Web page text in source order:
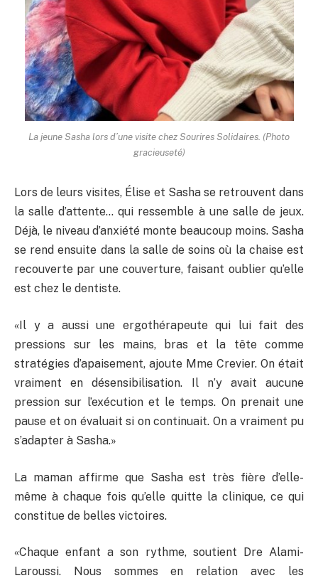
La jeune Sasha lors d’une visite chez Sourires Solidaires. (Photo
gracieuseté)
Lors de leurs visites, Élise et Sasha se retrouvent dans
la salle d’attente… qui ressemble à une salle de jeux.
Déjà, le niveau d’anxiété monte beaucoup moins. Sasha
se rend ensuite dans la salle de soins où la chaise est
recouverte par une couverture, faisant oublier qu’elle
est chez le dentiste.
«Il y a aussi une ergothérapeute qui lui fait des
pressions sur les mains, bras et la tête comme
stratégies d’apaisement, ajoute Mme Crevier. On était
vraiment en désensibilisation. Il n’y avait aucune
pression sur l’exécution et le temps. On prenait une
pause et on évaluait si on continuait. On a vraiment pu
s’adapter à Sasha.»
La maman affirme que Sasha est très fière d’elle-
même à chaque fois qu’elle quitte la clinique, ce qui
constitue de belles victoires.
«Chaque enfant a son rythme, soutient Dre Alami-
Laroussi. Nous sommes en relation avec les